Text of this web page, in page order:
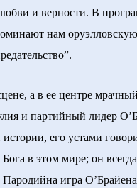
и верности. В
нам
а в ее центре
и партийный лидер
его устами
в этом мире; он
игра